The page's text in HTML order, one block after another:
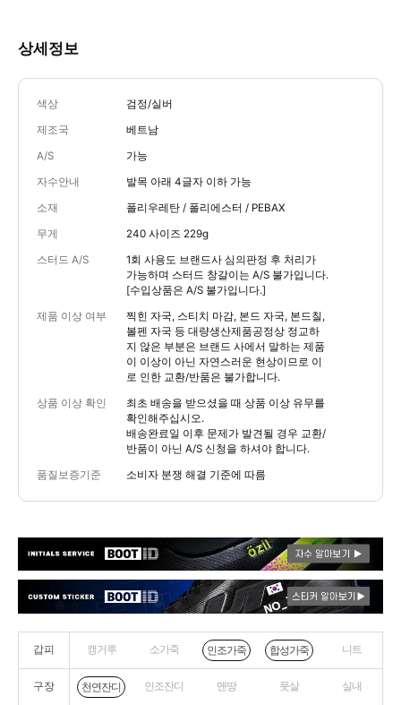
상세정보
색상 검정/실버
제조국 베트남
A/S 가능
자수안내 발목 아래 4글자 이하 가능
소재 폴리우레탄 / 폴리에스터 / PEBAX
무게 240 사이즈 229g
스터드 A/S
1회 사용도 브랜드사 심의판정 후 처리가
가능하며 스터드 창갈이는 A/S 불가입니다.
[수입상품은 A/S 불가입니다.]
제품 이상 여부
찍힌 자국, 스티치 마감, 본드 자국, 본드칠,
볼펜 자국 등 대량생산제품공정상 정교하
지 않은 부분은 브랜드 사에서 말하는 제품
이 이상이 아닌 자연스러운 현상이므로 이
로 인한 교환/반품은 불가합니다.
상품 이상 확인
최초 배송을 받으셨을 때 상품 이상 유무를
확인해주십시오.
배송완료일 이후 문제가 발견될 경우 교환/
반품이 아닌 A/S 신청을 하셔야 합니다.
품질보증기준 소비자 분쟁 해결 기준에 따름
갑피 캥거루 소가죽 인조가죽 합성가죽 니트
구장 천연잔디 인조잔디 맨땅 풋살 실내